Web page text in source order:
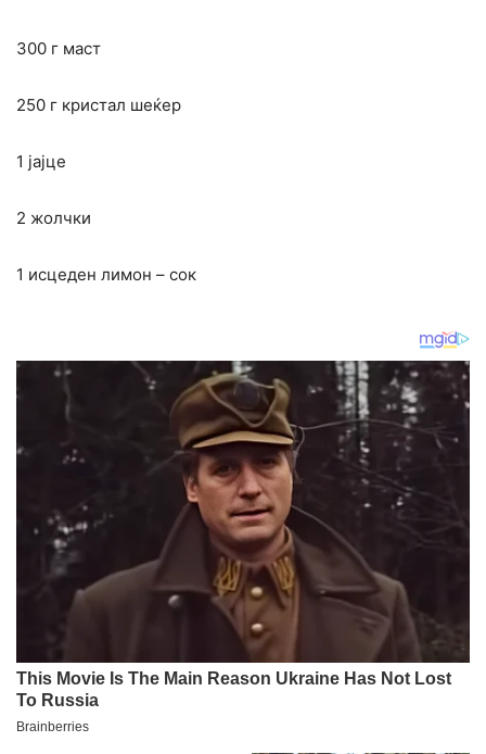
300 г маст
250 г кристал шеќер
1 јајце
2 жолчки
1 исцеден лимон – сок